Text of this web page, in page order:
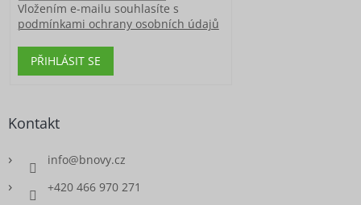
Vložením e-mailu souhlasíte s
podmínkami ochrany osobních údajů
PŘIHLÁSIT SE
Kontakt
info@bnovy.cz
+420 466 970 271